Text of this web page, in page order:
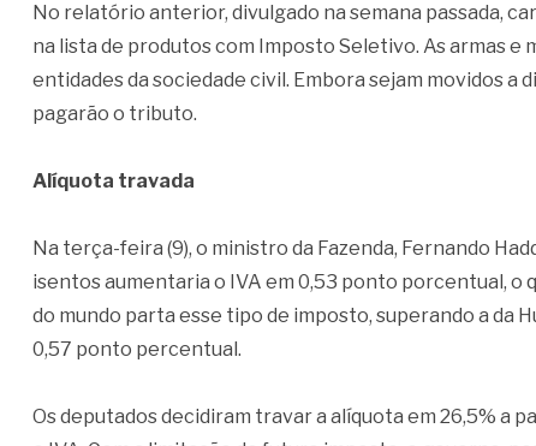
No relatório anterior, divulgado na semana passada,
na lista de produtos com Imposto Seletivo. As armas
entidades da sociedade civil. Embora sejam movidos
pagarão o tributo.
Alíquota travada
Na terça-feira (9), o ministro da Fazenda, Fernando
isentos aumentaria o IVA em 0,53 ponto porcentual, o
do mundo parta esse tipo de imposto, superando a da
0,57 ponto percentual.
Os deputados decidiram travar a alíquota em 26,5% a